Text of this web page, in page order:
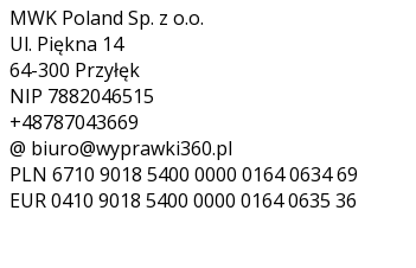
MWK Poland Sp. z o.o.
Ul. Piękna 14
64-300 Przyłęk
NIP 7882046515
+48787043669
@ biuro@wyprawki360.pl
PLN 6710 9018 5400 0000 0164 0634 69
EUR0410 9018 5400 0000 0164 0635 36